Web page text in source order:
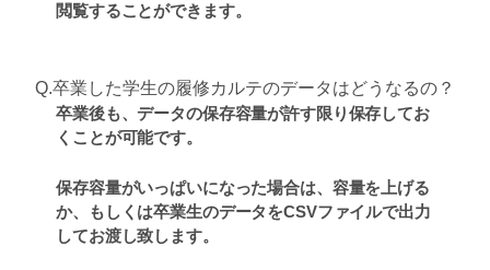
閲覧することができます。
Q.卒業した学生の履修カルテのデータはどうなるの？
卒業後も、データの保存容量が許す限り保存してお
くことが可能です。
保存容量がいっぱいになった場合は、容量を上げる
か、もしくは卒業生のデータをCSVファイルで出力
してお渡し致します。